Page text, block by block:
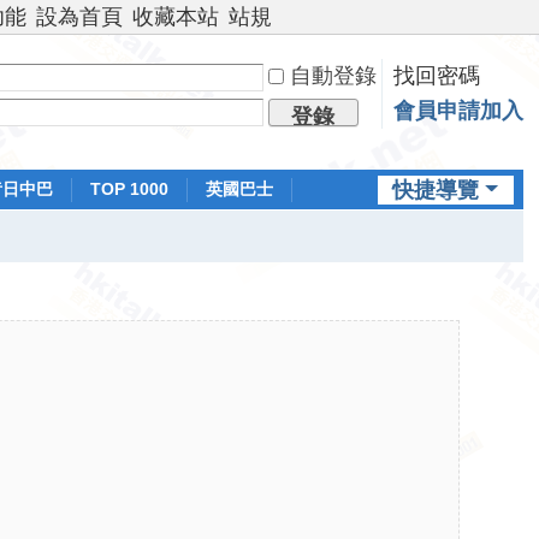
能 設為首頁 收藏本站 站規
自動登錄
找回密碼
登錄
會員申請加入
快捷導覽
中巴 TOP 1000
英國巴士